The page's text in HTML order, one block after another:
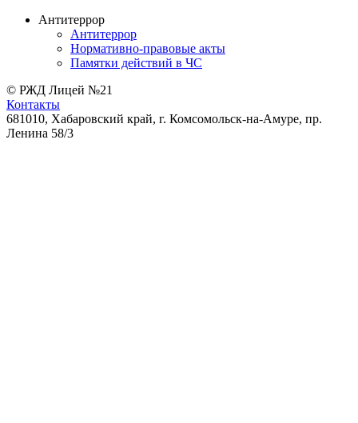
Антитеррор
Антитеррор
Нормативно-правовые акты
Памятки действий в ЧС
© РЖД Лицей №21
Контакты
681010, Хабаровский край, г. Комсомольск-на-Амуре, пр.
Ленина 58/3